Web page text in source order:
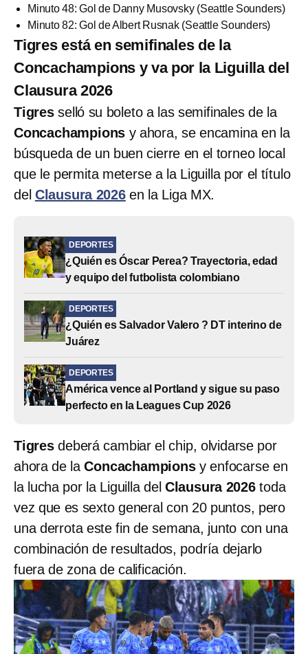
Minuto 48: Gol de Danny Musovsky (Seattle Sounders)
Minuto 82: Gol de Albert Rusnak (Seattle Sounders)
Tigres está en semifinales de la
Concachampions y va por la Liguilla del
Clausura 2026
Tigresselló su boleto a las semifinales de la
Concachampions y ahora, se encamina en la
búsqueda de un buen cierre en el torneo local
que le permita meterse a la Liguilla por el título
del Clausura 2026en la Liga MX.
DEPORTES
¿Quién es Óscar Perea? Trayectoria, edad
y equipo del futbolista colombiano
DEPORTES
¿Quién es Salvador Valero ? DT interino de
Juárez
DEPORTES
América vence al Portland y sigue su paso
perfecto en la Leagues Cup 2026
Tigresdeberá cambiar el chip, olvidarse por
ahora de laConcachampionsy enfocarse en
la lucha por la Liguilla del Clausura 2026toda
vez que es sexto general con 20 puntos, pero
una derrota este fin de semana, junto con una
combinación de resultados, podría dejarlo
fuera de zona de calificación.